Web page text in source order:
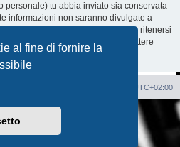
al fine di fornire la
personale) tu abbia inviato sia conservata
informazioni non saranno divulgate a
“Banda Bonnisti” o phpBB sono da ritenersi
al sistema che possa compromettere
UTC+02:00
Italiana